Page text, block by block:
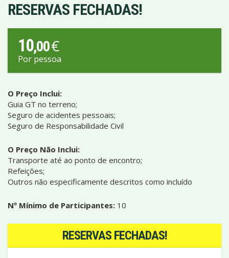
RESERVAS FECHADAS!
10,00€
Por pessoa
O Preço Inclui:
Guia GT no terreno;
Seguro de acidentes pessoais;
Seguro de Responsabilidade Civil
O Preço Não Inclui:
Transporte até ao ponto de encontro;
Refeições;
Outros não especificamente descritos como incluído
Nº Mínimo de Participantes: 10
RESERVAS FECHADAS!